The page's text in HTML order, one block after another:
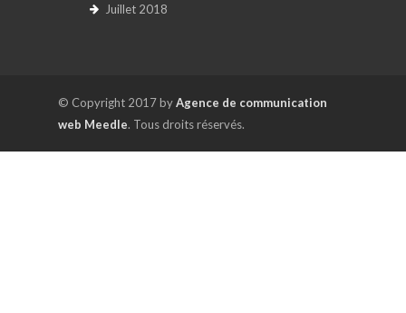
Juillet 2018
© Copyright 2017 byAgence de communication
web Meedle. Tous droits réservés.